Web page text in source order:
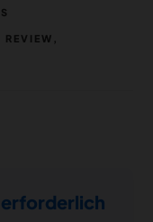
REVIEW
erforderlich